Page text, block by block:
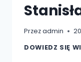
Przezadmin
DOWIEDZ SIĘ